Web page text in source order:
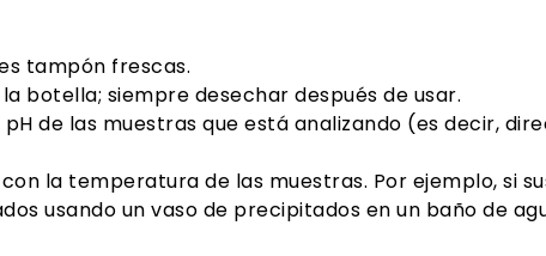
tampón frescas.
botella; siempre desechar después de usar.
de las muestras que está analizando (es decir,
la temperatura de las muestras. Por ejemplo, si
usando un vaso de precipitados en un baño de